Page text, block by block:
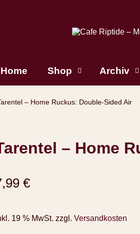
Home Shop Archiv
– Home Ruckus: Double-Sided Air
– Home
€
19 % MwSt. zzgl. Versandkosten